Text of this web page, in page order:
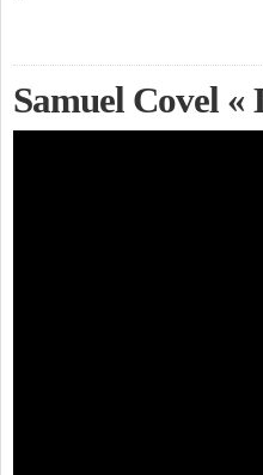
Samuel Covel «